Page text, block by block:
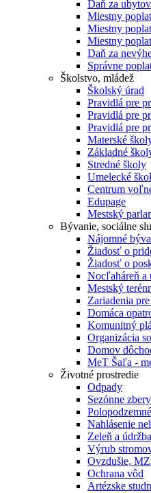
Daň za
Miestny
Miestny
Miestny
Daň za
Správne
Školstvo, mládež
Školský úrad
Pravidlá pre
Pravidlá pre
Pravidlá pre
Materské
Základné
Stredné školy
Umelecké
Centrum
Edupage
Mestský
Bývanie, sociálne
Nájomné
Žiadosť o
Žiadosť o
Nocľaháreň a
Mestský
Zariadenia
Domáca
Komunitný
Organizácia
Domov
MeT Šaľa -
Životné prostredie
Odpady
Sezónne
Nahlásenie
Zeleň a údržba
Výrub
Ovzdušie,
Ochrana vôd
Artézske